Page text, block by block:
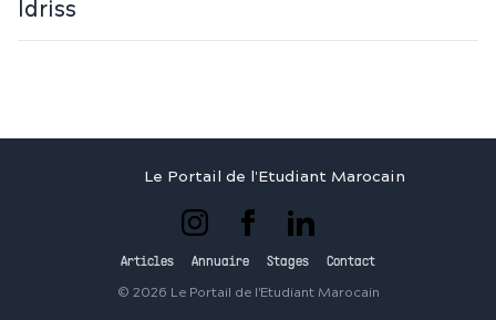
Idriss
Le Portail de l'Etudiant Marocain
Articles Annuaire Stages Contact
© 2026 Le Portail de l'Etudiant Marocain